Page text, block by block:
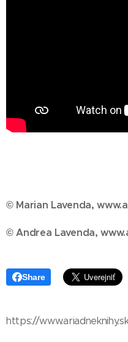
© Marian Lavenda,
© Andrea Lavenda,
Share
https://